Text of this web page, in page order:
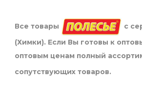
Все товары
с
(Химки). Если Вы готовы к
оптовым ценам полный
сопутствующих товаров.